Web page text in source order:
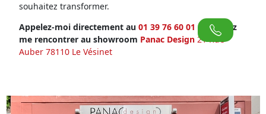
souhaitez transformer.
Appelez-moi directement au 01 39 76 60 01 ou venez
me rencontrer au showroom Panac Design 21 Rue
Auber 78110 Le Vésinet